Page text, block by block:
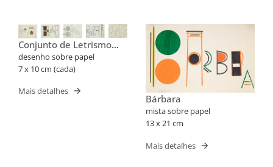
Conjunto de Letrismo
Para Nomes Próprios
(Barbara, Cleube)
desenho sobre papel
7 x 10 cm (cada)
Mais detalhes
Bárbara
mista sobre papel
13 x 21 cm
Mais detalhes